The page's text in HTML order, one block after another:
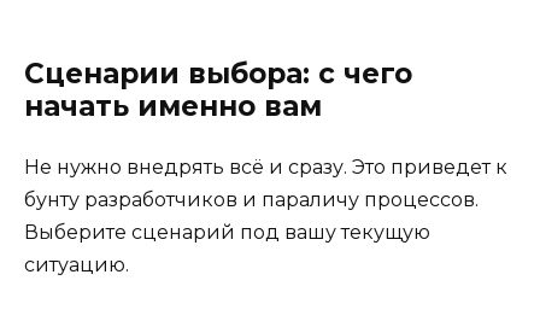
Сценарии выбора: с чего
начать именно вам
Не нужно внедрять всё и сразу. Это приведет к
бунту разработчиков и параличу процессов.
Выберите сценарий под вашу текущую
ситуацию.